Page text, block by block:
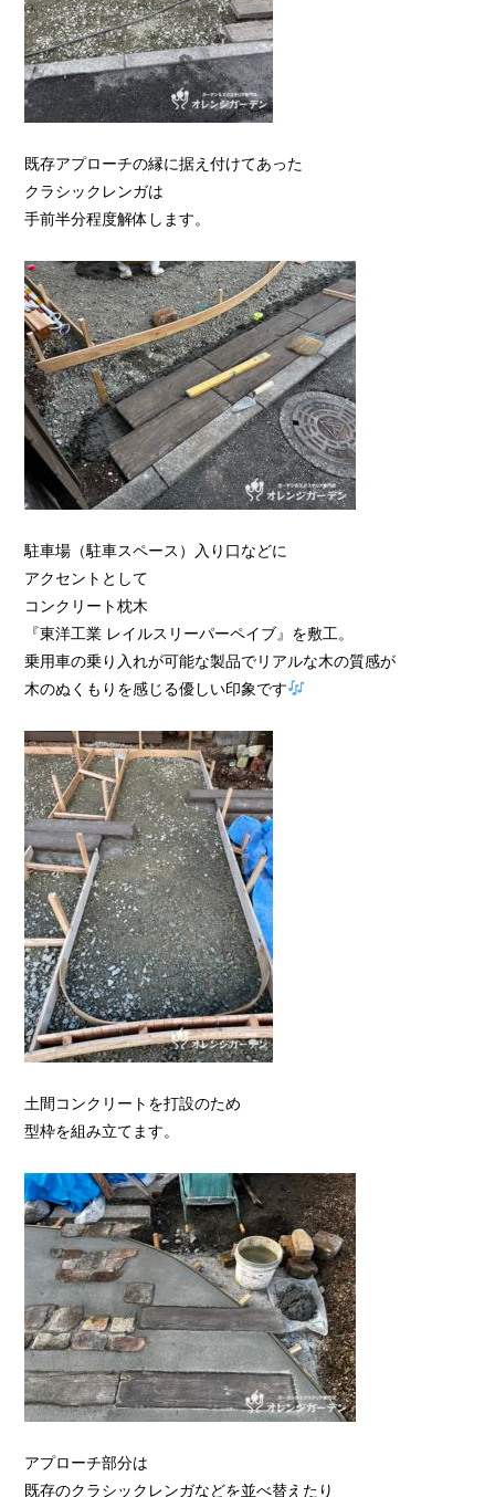
既存アプローチの縁に据え付けてあった
クラシックレンガは
手前半分程度解体します。
駐車場（駐車スペース）入り口などに
アクセントとして
コンクリート枕木
『東洋工業 レイルスリーパーペイブ』を敷工。
乗用車の乗り入れが可能な製品でリアルな木の質感が
木のぬくもりを感じる優しい印象です
土間コンクリートを打設のため
型枠を組み立てます。
アプローチ部分は
既存のクラシックレンガなどを並べ替えたり